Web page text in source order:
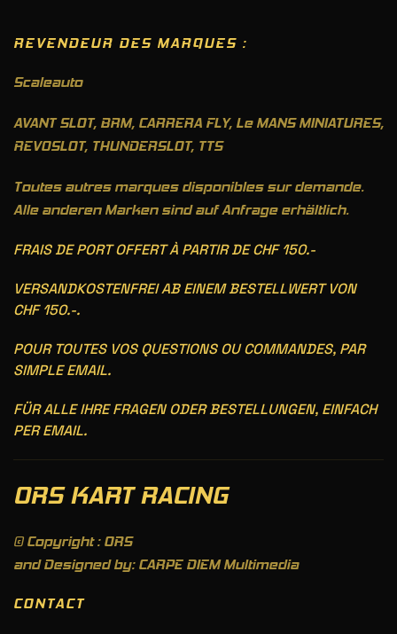
REVENDEUR DES MARQUES :
Scaleauto
AVANT SLOT, BRM, CARRERA FLY, Le MANS MINIATURES,
REVOSLOT, THUNDERSLOT, TTS
Toutes autres marques disponibles sur demande.
Alle anderen Marken sind auf Anfrage erhältlich.
FRAIS DE PORT OFFERT À PARTIR DE CHF 150.-
VERSANDKOSTENFREI AB EINEM BESTELLWERT VON
CHF 150.-.
POUR TOUTES VOS QUESTIONS OU COMMANDES, PAR
SIMPLE EMAIL.
FÜR ALLE IHRE FRAGEN ODER BESTELLUNGEN, EINFACH
PER EMAIL.
ORS KART RACING
© Copyright : ORS
and Designed by: CARPE DIEM Multimedia
CONTACT